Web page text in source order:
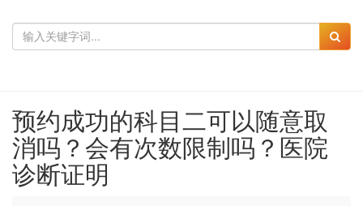
预约成功的科目二可以随意取
消吗？会有次数限制吗？医院
诊断证明